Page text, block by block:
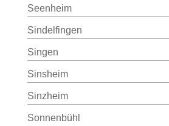
Seenheim
Sindelfingen
Singen
Sinsheim
Sinzheim
Sonnenbühl